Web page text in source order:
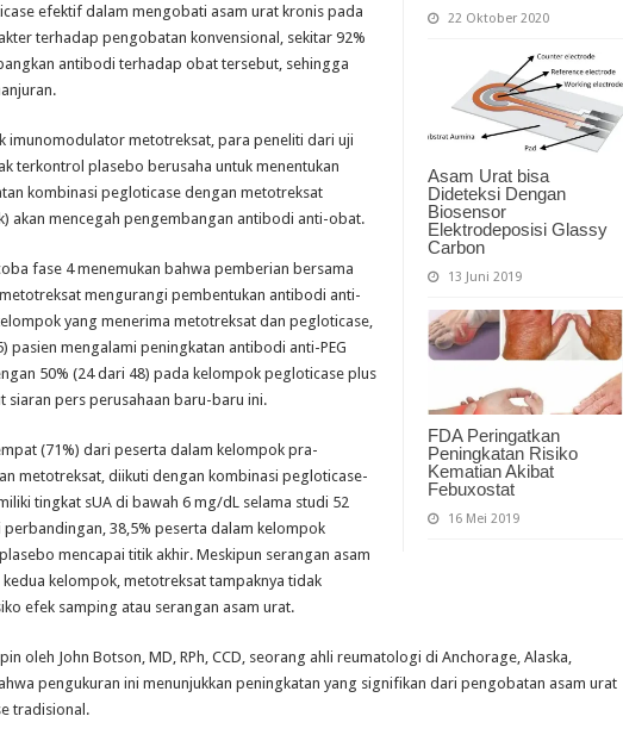
22 Oktober 2020
Asam Urat bisa
Dideteksi Dengan
Biosensor
Elektrodeposisi Glassy
Carbon
13 Juni 2019
FDA Peringatkan
Peningkatan Risiko
Kematian Akibat
Febuxostat
16 Mei 2019
efektif dalam mengobati asam urat kronis pada
terhadap pengobatan konvensional, sekitar 92%
antibodi terhadap obat tersebut, sehingga
imunomodulator metotreksat, para peneliti dari uji
terkontrol plasebo berusaha untuk menentukan
kombinasi pegloticase dengan metotreksat
akan mencegah pengembangan antibodi anti-obat.
fase 4 menemukan bahwa pemberian bersama
mengurangi pembentukan antibodi anti-
yang menerima metotreksat dan pegloticase,
pasien mengalami peningkatan antibodi anti-PEG
50% (24 dari 48) pada kelompok pegloticase plus
siaran pers perusahaan baru-baru ini.
(71%) dari peserta dalam kelompok pra-
metotreksat, diikuti dengan kombinasi pegloticase-
tingkat sUA di bawah 6 mg/dL selama studi 52
perbandingan, 38,5% peserta dalam kelompok
mencapai titik akhir. Meskipun serangan asam
kelompok, metotreksat tampaknya tidak
efek samping atau serangan asam urat.
oleh John Botson, MD, RPh, CCD, seorang ahli reumatologi di Anchorage, Alaska,
pengukuran ini menunjukkan peningkatan yang signifikan dari pengobatan asam urat
tradisional.